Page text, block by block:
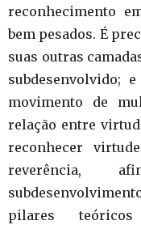
reconhecimento
bem pesados. É
suas outras
subdesenvolvido;
movimento de
relação entre
reconhecer
reverência,
pilares